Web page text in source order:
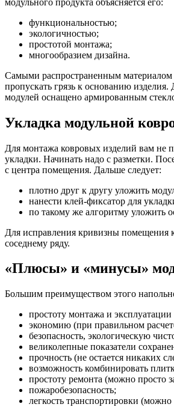
функциональностью;
экологичностью;
простотой монтажа;
многообразием дизайна.
Самыми распространенным материалом
пропускать грязь к основанию
модулей оснащено армированным
Укладка модульной
Для монтажа ковровых изделий вам не
укладки. Начинать надо с разметки.
с центра помещения. Дальше следует:
плотно друг к другу уложить
нанести клей-фиксатор для
по такому же алгоритму уложить
Для исправления кривизны помещения
соседнему ряду.
«Плюсы» и «минусы»
Большим преимуществом этого
простоту монтажа и
экономию (при правильном
безопасность, экологическую
великолепные показатели
прочность (не остается никаких
возможность комбинировать
простоту ремонта (можно просто
пожаробезопасность;
легкость транспортировки